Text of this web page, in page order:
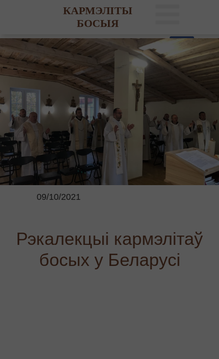
09/10/2021
Рэкалекцыі кармэлітаў
босых у Беларусі
КАРМЭЛІТЫ
БОСЫЯ